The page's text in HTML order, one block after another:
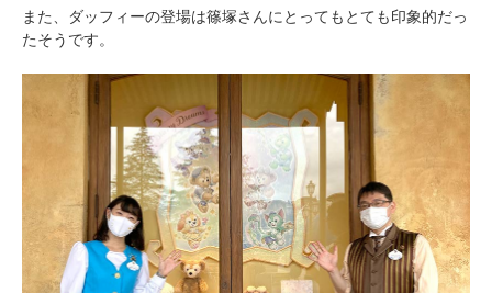
また、ダッフィーの登場は篠塚さんにとってもとても印象的だっ
たそうです。